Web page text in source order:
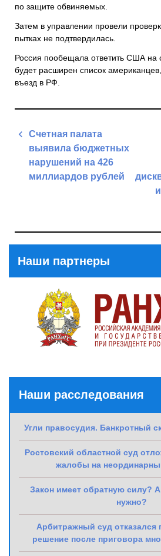
по защите обвиняемых.
Затем в управлении провели
пытках не подтвердилась.
Россия пообещала ответить США на
будет расширен список
въезд в РФ.
Навигация
записям
Счетная палата
выявила бюджетных
нарушений на 426
миллиардов рублей
Наши партнеры
Наши расследования
Угли правосудия. Банкротный
Ростовский областной суд
жалобы на
Закон имеет обратную силу?
нужно?
Арбитражный суд отказался
решение после приговора